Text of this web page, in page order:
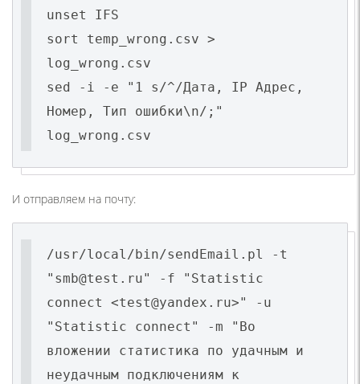
unset IFS
sort temp_wrong.csv >
log_wrong.csv
sed -i -e "1 s/^/Дата, IP Адрес,
Номер, Тип ошибки\n/;"
log_wrong.csv
И отправляем на почту:
/usr/local/bin/sendEmail.pl -t
"smb@test.ru" -f "Statistic
connect <test@yandex.ru>" -u
"Statistic connect" -m "Во
вложении статистика по удачным и
неудачным подключениям к